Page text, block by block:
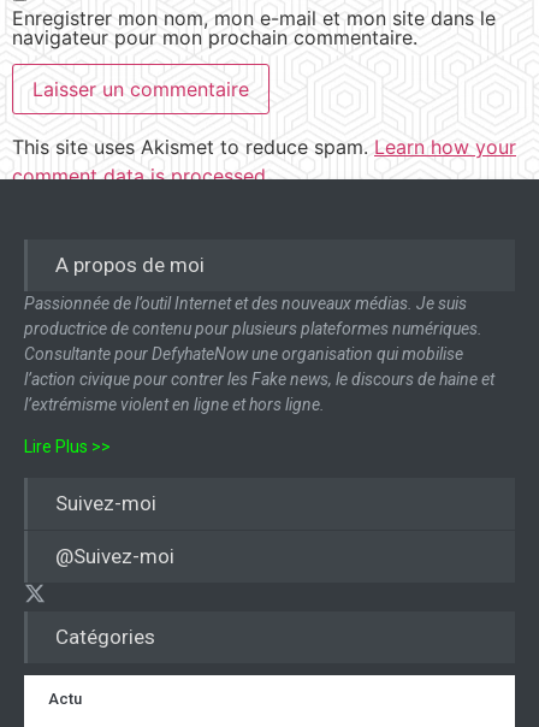
Enregistrer mon nom, mon e-mail et mon site dans le
navigateur pour mon prochain commentaire.
This site uses Akismet to reduce spam. Learn how your
comment data is processed.
Catégories
Actu
A propos de moi
Passionnée de l’outil Internet et des nouveaux médias. Je suis
productrice de contenu pour plusieurs plateformes numériques.
Consultante pour DefyhateNow une organisation qui mobilise
l’action civique pour contrer les Fake news, le discours de haine et
l’extrémisme violent en ligne et hors ligne.
Lire Plus >>
Suivez-moi
@Suivez-moi